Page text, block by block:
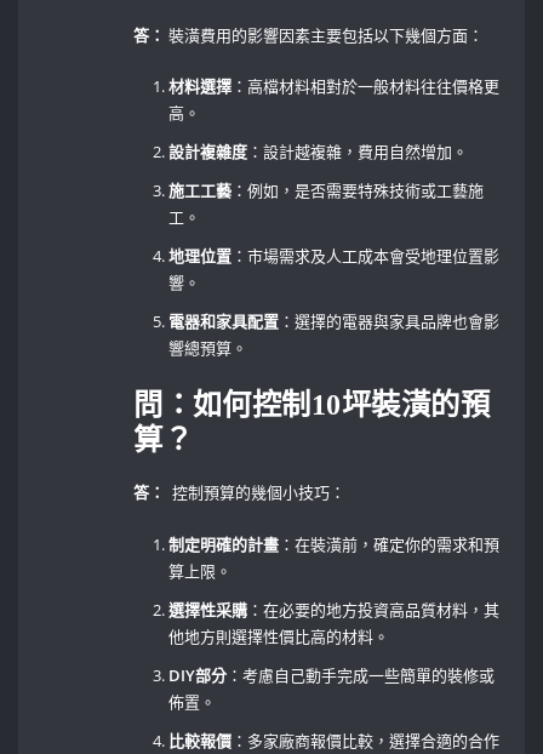
答： 裝潢費用的影響因素主要包括以下幾個方面：
材料選擇 ：高檔材料相對於一般材料往往價格更
高。
設計複雜度 ：設計越複雜，費用自然增加。
施工工藝 ：例如，是否需要特殊技術或工藝施
工。
地理位置 ：市場需求及人工成本會受地理位置影
響。
電器和家具配置 ：選擇的電器與家具品牌也會影
響總預算。
問：如何控制10坪裝潢的預
算？
答： ⁤ 控制預算的幾個小技巧：
制定明確的計畫 ：在裝潢前，確定你的需求和預
算上限。
選擇性采購 ：在必要的地方投資高品質材料，其
他地方則選擇性價比高的材料。
DIY部分 ：考慮自己動手完成一些簡單的裝修或
佈置。
比較報價 ：多家廠商報價比較，選擇合適的合作